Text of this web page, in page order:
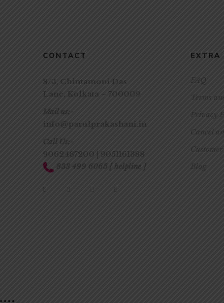
CONTACT
8/3, Chintamoni Das
Lane, Kolkata – 700009
Mail us:-
info@parulprakashani.in
Call Us:-
9062487200 | 9051161388
833 499 6065 [ helpline ]
EXTRA
FAQ
Terms
Privacy
Cancel
Blog